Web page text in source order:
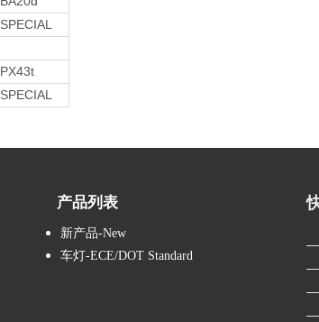
SPECIAL
PX43t
SPECIAL
产品列表
新产品-New
车灯-ECE/DOT Standard